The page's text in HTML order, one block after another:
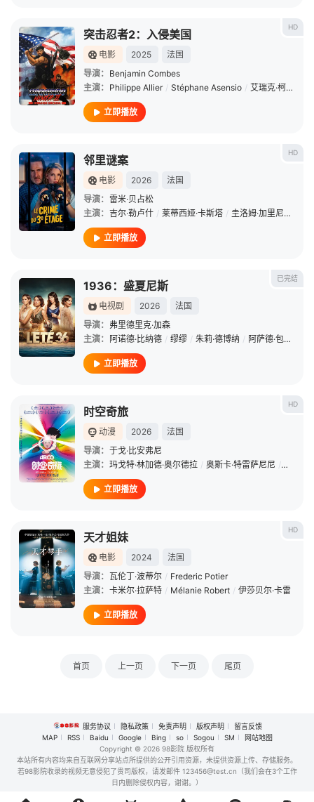
HD
突击忍者2：入侵美国
电影 2025
法国
导演： Benjamin Combes
主演： Philippe Allier / Stéphane Asensio / 艾瑞克·柯西莱
立即播放
HD
邻里谜案
电影 2026
法国
导演： 雷米·贝占松
主演： 吉尔·勒卢什 / 莱蒂西娅·卡斯塔 / 圭洛姆·加里尼 /
立即播放
已完结
1936：盛夏尼斯
电视剧 2026
法国
导演： 弗里德里克·加森
主演： 阿诺德·比纳德 / 缪缪 / 朱莉·德博纳 / 阿萨德·包伯
立即播放
HD
时空奇旅
动漫 2026
法国
导演： 于戈·比安弗尼
主演： 玛戈特·林加德·奥尔德拉 / 奥斯卡·特雷萨尼尼 / 阿尔玛
立即播放
HD
天才姐妹
电影 2024
法国
导演： 瓦伦丁·波蒂尔 / Frederic Potier
主演： 卡米尔·拉萨特 / Mélanie Robert / 伊莎贝尔·卡雷
立即播放
首页 上一页 下一页 尾页
服务协议 隐私政策 免责声明 版权声明
留言反馈
MAP
RSS Baidu Google Bing so Sogou SM
网站地图
Copyright © 2026 98影院 版权所有
本站所有内容均来自互联网分享站点所提供的公开引用资源，未提供资源上传、存储服务。
若98影院收录的视频无意侵犯了贵司版权，请发邮件 123456@test.cn（我们会在3个工作
日内删除侵权内容，谢谢。）